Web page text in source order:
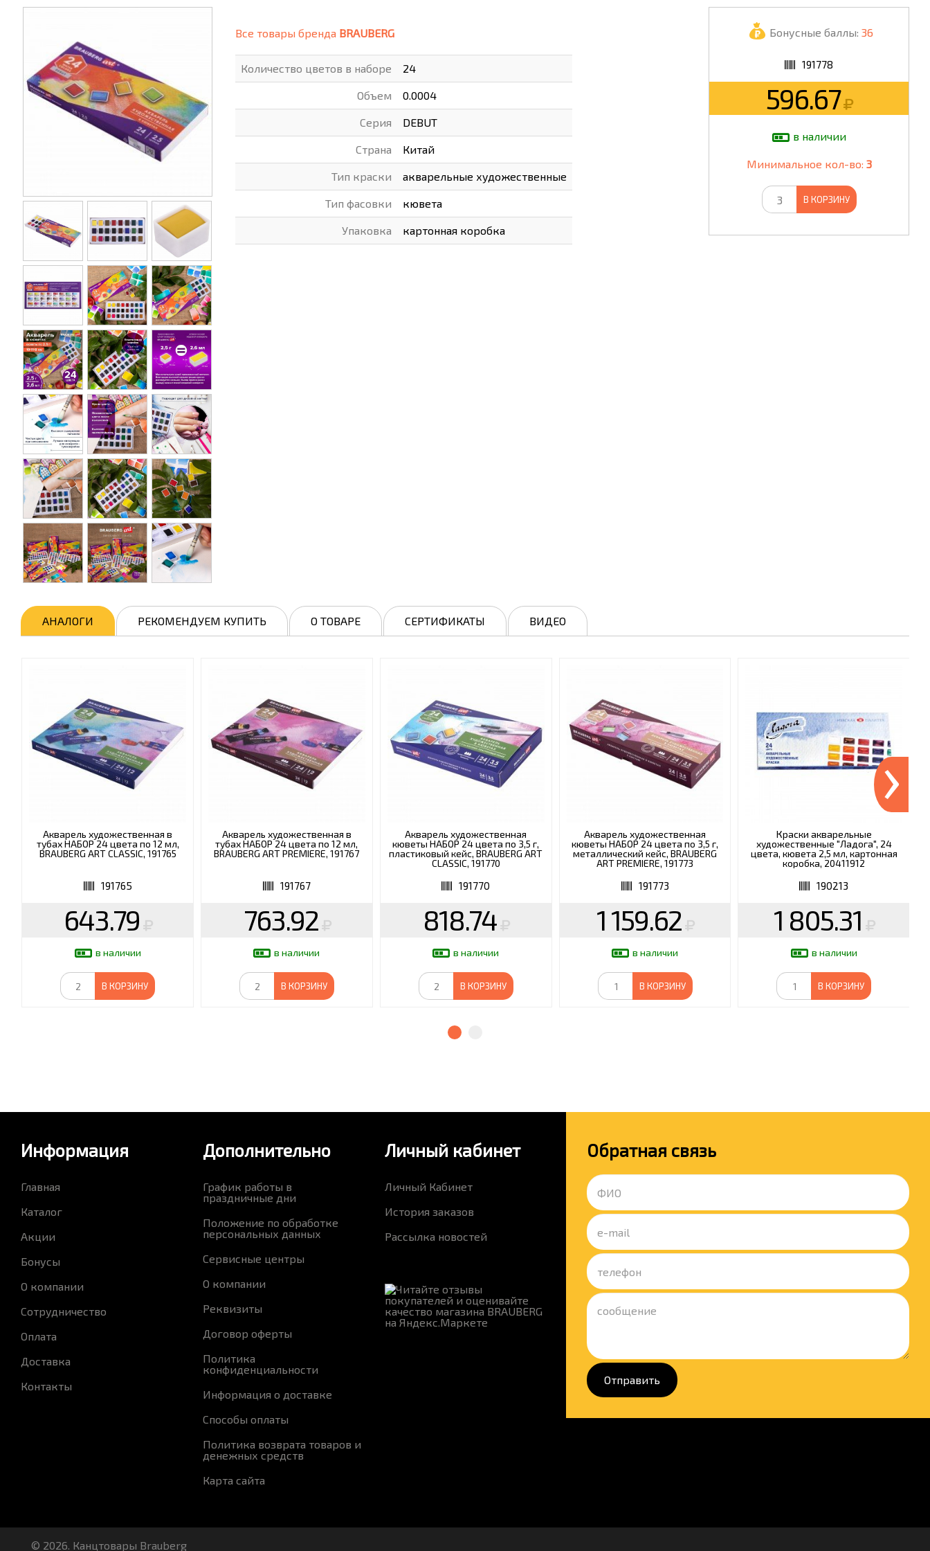
ХОЗТОВАРЫ
ШКОЛА
ЭЛЕКТРОНИКА
ЭЛЕКТРОТОВАРЫ И ОСВЕЩЕНИЕ
Бонусные баллы: 36
191778
596.67
в наличии
Минимальное кол-во: 3
В КОРЗИНУ
Все товары бренда BRAUBERG
Количество цветов в наборе 24
Объем 0.0004
Серия DEBUT
Страна Китай
Тип краски акварельные художественные
Тип фасовки кювета
Упаковка картонная коробка
АНАЛОГИ РЕКОМЕНДУЕМ КУПИТЬ О ТОВАРЕ СЕРТИФИКАТЫ ВИДЕО
Акварель художественная в
тубах НАБОР 24 цвета по 12 мл,
BRAUBERG ART CLASSIC, 191765
191765
643.79
в наличии
В КОРЗИНУ
Акварель художественная в
тубах НАБОР 24 цвета по 12 мл,
BRAUBERG ART PREMIERE, 191767
191767
763.92
в наличии
В КОРЗИНУ
Акварель художественная
кюветы НАБОР 24 цвета по 3,5 г,
пластиковый кейс, BRAUBERG ART
CLASSIC, 191770
191770
818.74
в наличии
В КОРЗИНУ
Акварель художественная
кюветы НАБОР 24 цвета по 3,5 г,
металлический кейс, BRAUBERG
ART PREMIERE, 191773
191773
1 159.62
в наличии
В КОРЗИНУ
Краски акварельные
художественные "Ладога", 24
цвета, кювета 2,5 мл, картонная
коробка, 20411912
190213
1 805.31
в наличии
В КОРЗИНУ
›
Информация
Главная
Каталог
Акции
Бонусы
О компании
Сотрудничество
Оплата
Доставка
Контакты
Дополнительно
График работы в
праздничные дни
Положение по обработке
персональных данных
Сервисные центры
О компании
Реквизиты
Договор оферты
Политика
конфиденциальности
Информация о доставке
Способы оплаты
Политика возврата товаров и
денежных средств
Карта сайта
Личный кабинет
Личный Кабинет
История заказов
Рассылка новостей
Обратная связь
Отправить
© 2026. Канцтовары Brauberg